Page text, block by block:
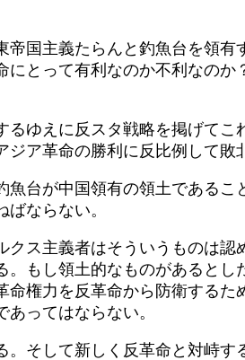
国主義たらんと釣魚台を領
とって有利なのか不利なの
ゆえに反スタ戦略を掲げてこ
ア革命の勝利に反比例して敗
台が中国領有の領土である
ならない。
ス主義者はそういうものは認
もし領土的なものがあるとし
権力を反革命から防衛するた
ってはならない。
そして新しく反革命と対峙す